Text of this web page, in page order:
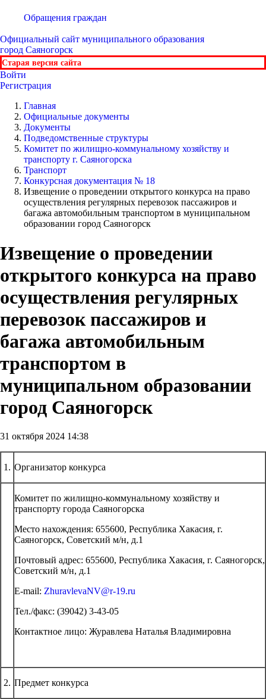
Обращения граждан
Официальный сайт муниципального образования
город Саяногорск
Старая версия сайта
Войти
Регистрация
Главная
Официальные документы
Документы
Подведомственные структуры
Комитет по жилищно-коммунальному хозяйству и
транспорту г. Саяногорска
Транспорт
Конкурсная документация № 18
Извещение о проведении открытого конкурса на право
осуществления регулярных перевозок пассажиров и
багажа автомобильным транспортом в муниципальном
образовании город Саяногорск
Извещение о проведении
открытого конкурса на право
осуществления регулярных
перевозок пассажиров и
багажа автомобильным
транспортом в
муниципальном образовании
город Саяногорск
31 октября 2024 14:38
1. Организатор конкурса
Комитет по жилищно-коммунальному хозяйству и
транспорту города Саяногорска
Место нахождения: 655600, Республика Хакасия, г.
Саяногорск, Советский м/н, д.1
Почтовый адрес: 655600, Республика Хакасия, г. Саяногорск,
Советский м/н, д.1
Е-mail: ZhuravlevaNV@r-19.ru
Тел./факс: (39042) 3-43-05
Контактное лицо: Журавлева Наталья Владимировна
2. Предмет конкурса